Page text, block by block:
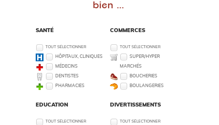
bien ...
SANTÉ
TOUT SÉLECTIONNER
HÔPITAUX, CLINIQUES
MÉDECINS
DENTISTES
PHARMACIES
COMMERCES
TOUT SÉLECTIONNER
SUPER/HYPER
MARCHÉS
BOUCHERIES
BOULANGERIES
EDUCATION
TOUT SÉLECTIONNER
DIVERTISSEMENTS
TOUT SÉLECTIONNER